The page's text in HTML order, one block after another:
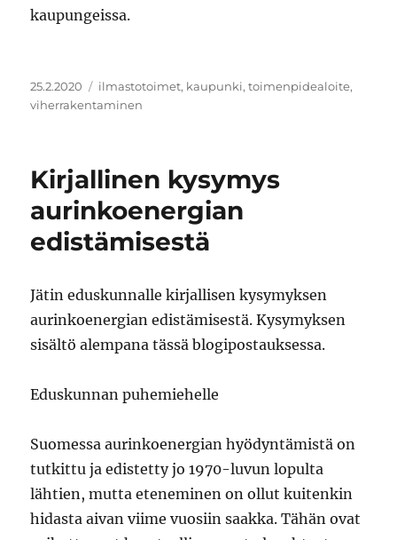
kaupungeissa.
Julkaistu
25.2.2020 Avainsanat
ilmastotoimet, kaupunki,toimenpidealoite,
viherrakentaminen
Kirjallinen kysymys
aurinkoenergian
edistämisestä
Jätin eduskunnalle kirjallisen kysymyksen
aurinkoenergian edistämisestä. Kysymyksen
sisältö alempana tässä blogipostauksessa.
Eduskunnan puhemiehelle
Suomessa aurinkoenergian hyödyntämistä on
tutkittu ja edistetty jo 1970-luvun lopulta
lähtien, mutta eteneminen on ollut kuitenkin
hidasta aivan viime vuosiin saakka. Tähän ovat